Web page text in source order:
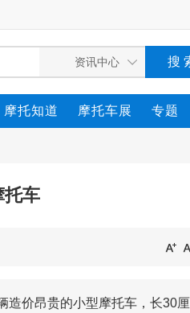
摩托知道 摩托车展 专题
车
造价昂贵的小型摩托车，长30厘